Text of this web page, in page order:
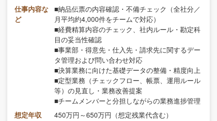
仕事内容な
ど
■納品伝票の内容確認・不備チェック（全社分／
月平均約4,000件をチームで対応）
■経費精算内容のチェック、社内ルール・勘定科
目の妥当性確認
■事業部・得意先・仕入先・請求先に関するデー
タ管理および問い合わせ対応
■決算業務に向けた基礎データの整備・精度向上
■定型業務（チェックフロー、帳票、運用ルール
等）の見直し・業務改善提案
■チームメンバーと分担しながらの業務進捗管理
想定年収
450万円～650万円（想定残業代含む）